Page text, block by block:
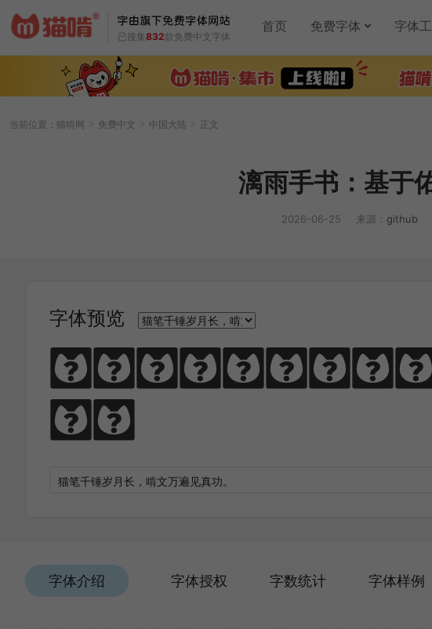
已搜集832款免费中文字体
首页 免费字体 字体
当前位置： 猫啃网 > 免费中文 > 中国大陆 > 正文
漓雨手书：基于
2026-06-25 来源： github
字体预览
猫笔千锤岁月长，
功。
字体介绍 字体授权 字数统计 字体样例